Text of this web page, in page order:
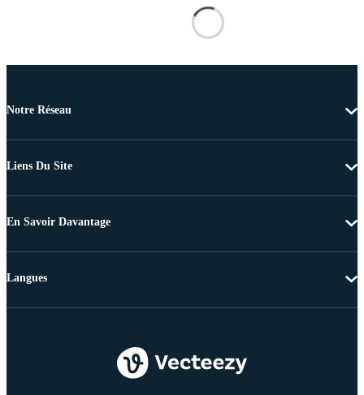
Notre Réseau
Liens Du Site
En Savoir Davantage
Langues